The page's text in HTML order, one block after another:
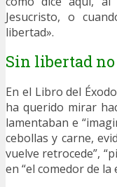
Jesucristo, o
libertad».
Sin libertad no
En el Libro del
ha querido mirar
lamentaban e
cebollas y carne,
vuelve retrocede”,
en “el comedor de la